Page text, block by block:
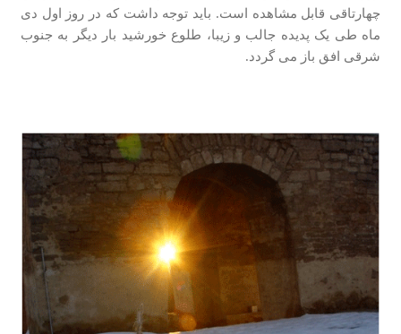
چهارتاقی قابل مشاهده است. باید توجه داشت که در روز اول دی
ماه طی یک پدیده جالب و زیبا، طلوع خورشید بار دیگر به جنوب
شرقی افق باز می گردد.